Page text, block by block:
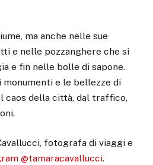
ma anche nelle sue
e nelle pozzanghere che si
e fin nelle bolle di sapone.
monumenti e le bellezze di
caos della città, dal traffico,
fotografa di viaggi e
@tamaracavallucci.